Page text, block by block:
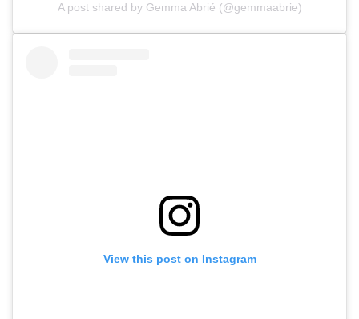
A post shared by Gemma Abrié (@gemmaabrie)
View this post on Instagram